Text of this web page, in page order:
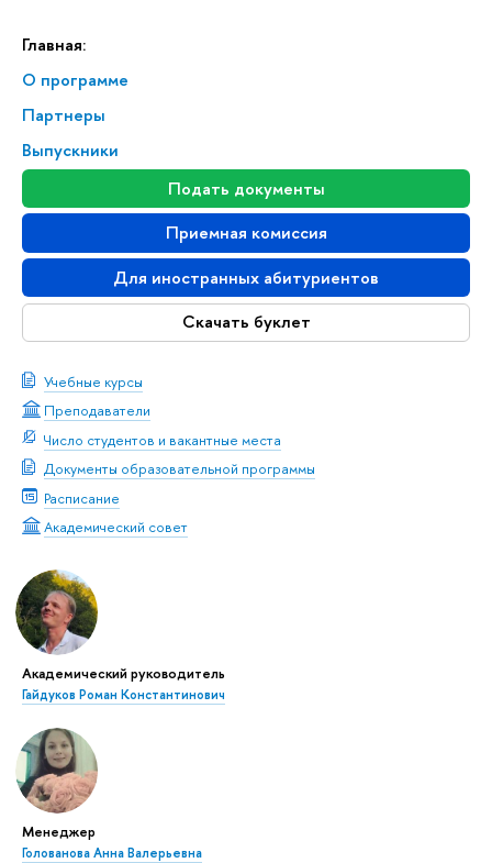
Главная:
О программе
Партнеры
Выпускники
Подать документы
Приемная комиссия
Для иностранных абитуриентов
Скачать буклет
Учебные курсы
Преподаватели
Число студентов и вакантные места
Документы образовательной программы
Расписание
Академический совет
Академический руководитель
Гайдуков Роман Константинович
Менеджер
Голованова Анна Валерьевна